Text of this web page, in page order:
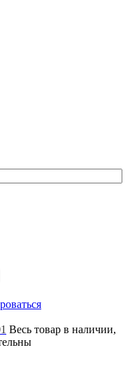
Весь товар в наличии,